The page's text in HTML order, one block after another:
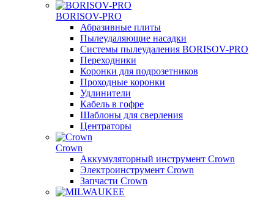
BORISOV-PRO
Абразивные плиты
Пылеудаляющие насадки
Системы пылеудаления BORISOV-PRO
Переходники
Коронки для подрозетников
Проходные коронки
Удлинители
Кабель в гофре
Шаблоны для сверления
Центраторы
Crown
Аккумуляторный инструмент Crown
Электроинструмент Crown
Запчасти Crown